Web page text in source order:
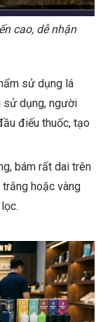
cao, dễ nhận
sử dụng lá
sử dụng, người
điếu thuốc, tạo
bám rất dai trên
hoặc vàng